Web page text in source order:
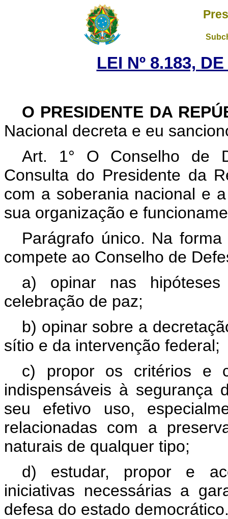
LEI Nº 8.183,
O PRESIDENTE DA
Nacional decreta e eu
Art. 1° O Conselho de
Consulta do Presidente da
com a soberania nacional e
sua organização e
Parágrafo único. Na
compete ao Conselho de
a) opinar nas
celebração de paz;
b) opinar sobre a
sítio e da intervenção federal;
c) propor os critérios e
indispensáveis à segurança
seu efetivo uso,
relacionadas com a
naturais de qualquer tipo;
d) estudar, propor e
iniciativas necessárias a
defesa do estado